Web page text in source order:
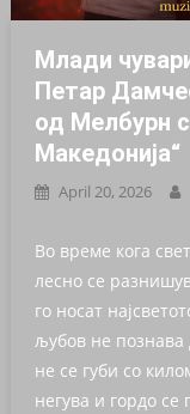
Млади
Петар
од Мелбурн
Македонија“
April 20, 2026
Во време кога
лесно се
го носат
љубов не познава
не се губи со
негува и гордо